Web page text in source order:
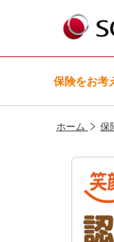
保険をお考
メニュー
メニュー
メニュー
メニュー
ひま
メニュー
ホーム 保